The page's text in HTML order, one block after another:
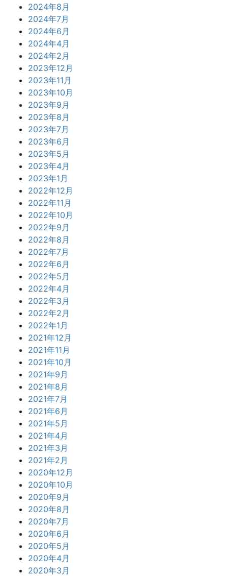
2024年8月
2024年7月
2024年6月
2024年4月
2024年2月
2023年12月
2023年11月
2023年10月
2023年9月
2023年8月
2023年7月
2023年6月
2023年5月
2023年4月
2023年1月
2022年12月
2022年11月
2022年10月
2022年9月
2022年8月
2022年7月
2022年6月
2022年5月
2022年4月
2022年3月
2022年2月
2022年1月
2021年12月
2021年11月
2021年10月
2021年9月
2021年8月
2021年7月
2021年6月
2021年5月
2021年4月
2021年3月
2021年2月
2020年12月
2020年10月
2020年9月
2020年8月
2020年7月
2020年6月
2020年5月
2020年4月
2020年3月